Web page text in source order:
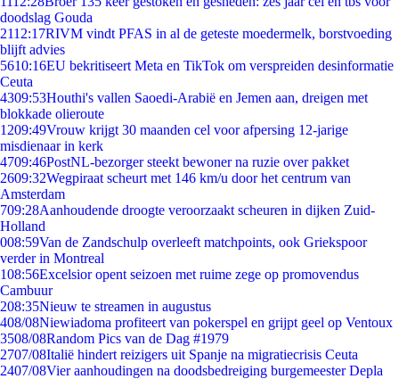
doodslag Gouda
2112:17RIVM vindt PFAS in al de geteste moedermelk, borstvoeding
blijft advies
5610:16EU bekritiseert Meta en TikTok om verspreiden desinformatie
Ceuta
4309:53Houthi's vallen Saoedi-Arabië en Jemen aan, dreigen met
blokkade olieroute
1209:49Vrouw krijgt 30 maanden cel voor afpersing 12-jarige
misdienaar in kerk
4709:46PostNL-bezorger steekt bewoner na ruzie over pakket
2609:32Wegpiraat scheurt met 146 km/u door het centrum van
Amsterdam
709:28Aanhoudende droogte veroorzaakt scheuren in dijken Zuid-
Holland
008:59Van de Zandschulp overleeft matchpoints, ook Griekspoor
verder in Montreal
108:56Excelsior opent seizoen met ruime zege op promovendus
Cambuur
208:35Nieuw te streamen in augustus
408/08Niewiadoma profiteert van pokerspel en grijpt geel op Ventoux
3508/08Random Pics van de Dag #1979
2707/08Italië hindert reizigers uit Spanje na migratiecrisis Ceuta
2407/08Vier aanhoudingen na doodsbedreiging burgemeester Depla